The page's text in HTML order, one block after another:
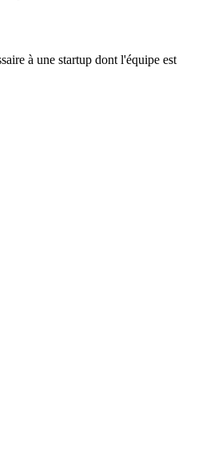
à une startup dont l'équipe est